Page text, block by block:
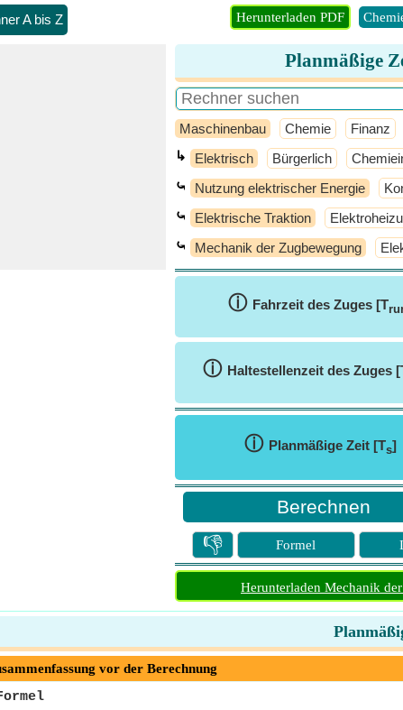
A bis Z Herunterladen PDF
Planmäßige
Maschinenbau Chemie Finanz
↳ Elektrisch Bürgerlich
⤿ Nutzung elektrischer Energie
⤿ Elektrische Traktion
⤿ Mechanik der Zugbewegung
ⓘ Fahrzeit des Zuges [T
ⓘ Haltestellenzeit des Zuges
ⓘ Planmäßige Zeit [Ts]
👎 Formel
Herunterladen Mechanik
vor der Berechnung